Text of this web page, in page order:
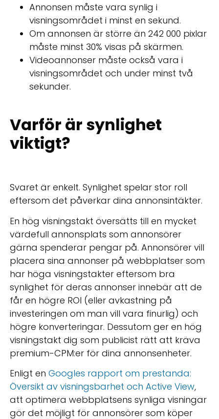
Annonsen måste vara synlig i
visningsområdet i minst en sekund.
Om annonsen är större än 242 000 pixlar
måste minst 30% visas på skärmen.
Videoannonser måste också vara i
visningsområdet och under minst två
sekunder.
Varför är synlighet
viktigt?
Svaret är enkelt. Synlighet spelar stor roll
eftersom det påverkar dina annonsintäkter.
En hög visningstakt översätts till en mycket
värdefull annonsplats som annonsörer
gärna spenderar pengar på. Annonsörer vill
placera sina annonser på webbplatser som
har höga visningstakter eftersom bra
synlighet för deras annonser innebär att de
får en högre ROI (eller avkastning på
investeringen om man vill vara finurlig) och
högre konverteringar. Dessutom ger en hög
visningstakt dig som publicist rätt att kräva
premium-CPM:er för dina annonsenheter.
Enligt en Googles rapport om prestanda:
Översikt av visningsbarhet och Active View,
att optimera webbplatsens synliga visningar
gör det möjligt för annonsörer som köper